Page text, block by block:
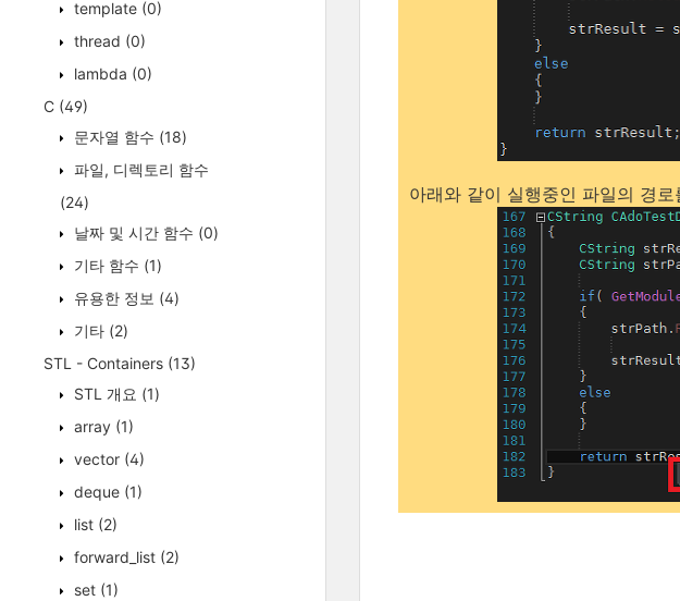
template (0)
thread (0)
lambda (0)
C (49)
문자열 함수 (18)
파일, 디렉토리 함수
(24)
날짜 및 시간 함수 (0)
기타 함수 (1)
유용한 정보 (4)
기타 (2)
STL - Containers (13)
STL 개요 (1)
array (1)
vector (4)
deque (1)
list (2)
forward_list (2)
set (1)
아래와 같이 실행중인 파일의 경